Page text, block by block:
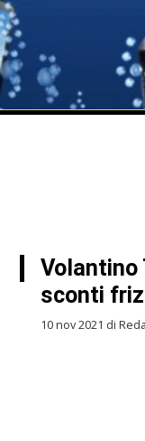
Volantino
sconti
10 nov 2021 di